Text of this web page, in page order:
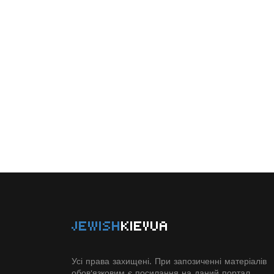
JEWISHKIEVUA
Усі права захищені. При запозиченні матеріалів